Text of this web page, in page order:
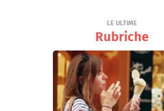
LE ULTIME
Rubriche